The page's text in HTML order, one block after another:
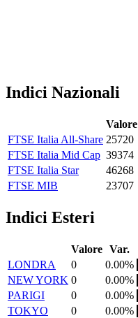
Indici Nazionali
Valore
FTSE Italia All-Share 25720
FTSE Italia Mid Cap 39374
FTSE Italia Star
46268
FTSE MIB
23707
Indici Esteri
Valore Var.
LONDRA
0
0.00%
NEW YORK 0
0.00%
PARIGI
0
0.00%
TOKYO
0
0.00%